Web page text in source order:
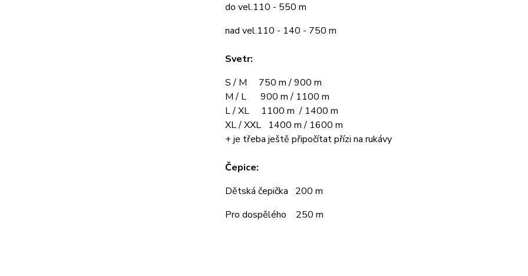
do vel.110 - 550 m
nad vel.110 - 140 - 750 m
Svetr:
S / M 750 m / 900 m
M / L 900 m / 1100 m
L / XL 1100 m / 1400 m
XL / XXL 1400 m / 1600 m
+ je třeba ještě připočítat přízi na rukávy
Čepice:
Dětská čepička 200 m
Pro dospělého 250 m